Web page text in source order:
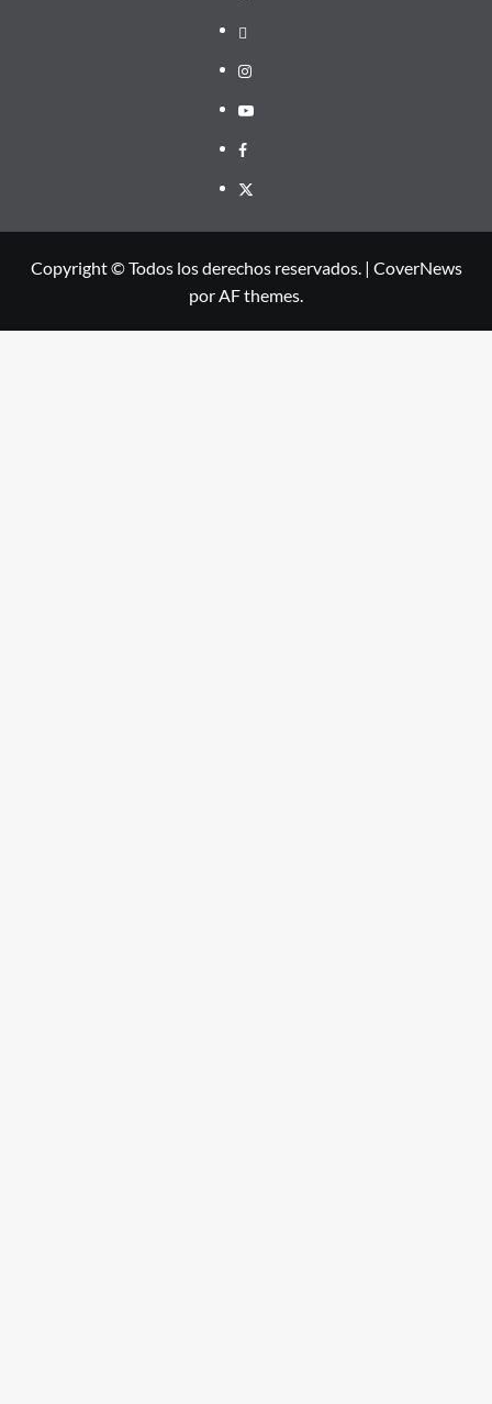
threads
Instagram
Youtube
Facebook
X
Copyright © Todos los derechos reservados. | CoverNews
por AF themes.